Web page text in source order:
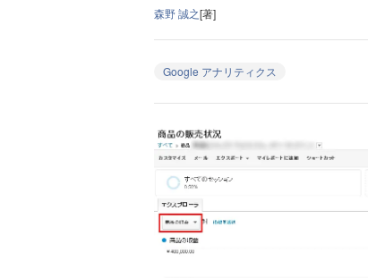
森野 誠之[著]
Google アナリティクス